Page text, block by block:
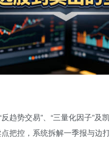
趋势交易”、“三量化因子”
把控，系统拆解一季报与边